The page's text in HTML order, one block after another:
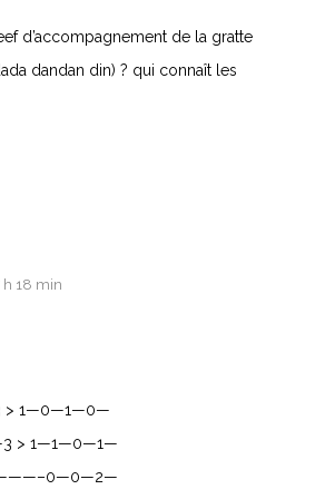
d’accompagnement de la gratte
dandan din) ? qui connaît les
h 18 min
1—0—1—0—
> 1—1—0—1—